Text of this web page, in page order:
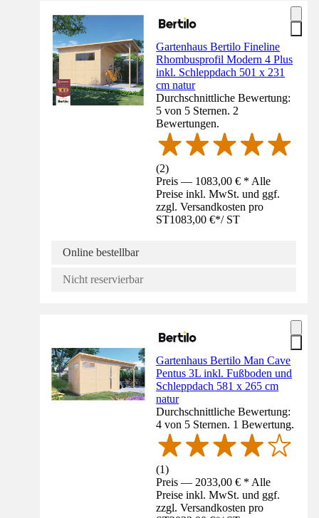
Gartenhaus Bertilo Fineline
Rhombusprofil Modern 4 Plus
inkl. Schleppdach 501 x 231
cm natur
Durchschnittliche Bewertung:
5 von 5 Sternen. 2
Bewertungen.
(2)
Preis — 1083,00 € * Alle
Preise inkl. MwSt. und ggf.
zzgl. Versandkosten pro
ST1083,00 €*/ ST
Online bestellbar
Nicht reservierbar
Gartenhaus Bertilo Man Cave
Pentus 3L inkl. Fußboden und
Schleppdach 581 x 265 cm
natur
Durchschnittliche Bewertung:
4 von 5 Sternen. 1 Bewertung.
(1)
Preis — 2033,00 € * Alle
Preise inkl. MwSt. und ggf.
zzgl. Versandkosten pro